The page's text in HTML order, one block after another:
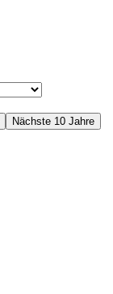
Nächste 10 Jahre